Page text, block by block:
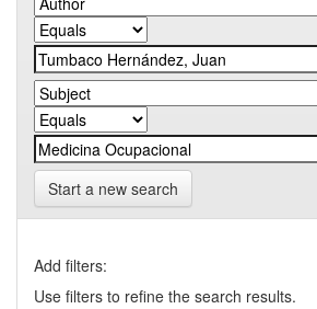
Start a new search
Add filters:
Use filters to refine the search results.